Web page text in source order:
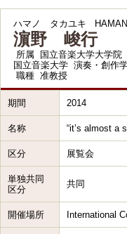
ハマノ タカユキ
濵野 峻行
所属
国立音楽大学大学
国立音楽大学 演奏・創作
職種 准教授
期間 2014
名称 “it’s almost a
区分 展覧会
単独共同
区分
共同
開催場所 International